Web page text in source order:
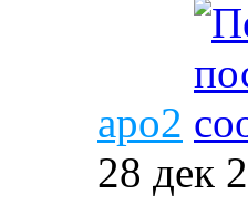
apo2
28 дек